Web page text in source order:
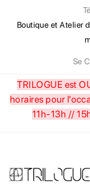
Boutique et Atelier
Se
TRILOGUE est
horaires pour
11h-13h //